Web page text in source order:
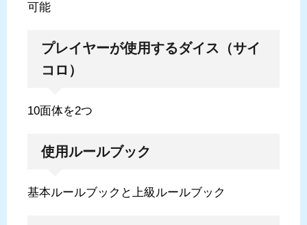
可能
プレイヤーが使用するダイス（サイ
コロ）
10面体を2つ
使用ルールブック
基本ルールブックと上級ルールブック